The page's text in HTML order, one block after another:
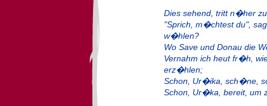
Dies sehend, tritt n�her
"Sprich, m�chtest du",
w�hlen?
Wo Save und Donau die
Vernahm ich heut fr�h,
erz�hlen;
Schon, Ur�ika, sch�ne,
Schon, Ur�ka, bereit, um